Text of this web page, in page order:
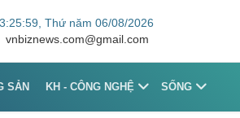
, Thứ năm 06/08/2026
vnbiznews.com@gmail.com
SẢN KH - CÔNG NGHỆ SỐNG